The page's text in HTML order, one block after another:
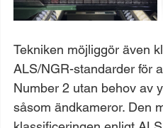
Tekniken möjliggör även
ALS/NGR-standarder för
Number 2 utan behov av
såsom ändkameror. Den